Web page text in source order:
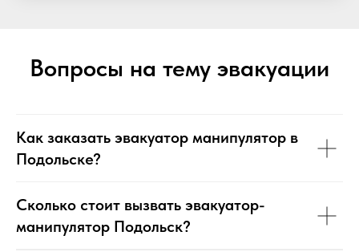
Вопросы на тему эвакуации
Как заказать эвакуатор манипулятор в
Подольске?
Сколько стоит вызвать эвакуатор-
манипулятор Подольск?